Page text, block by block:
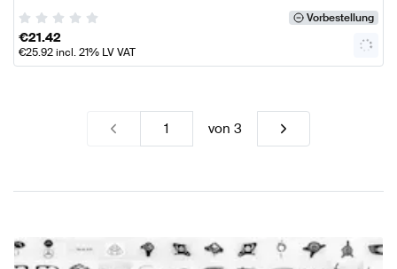
Vorbestellung
€21.42
€25.92incl. 21% LV VAT
von 3